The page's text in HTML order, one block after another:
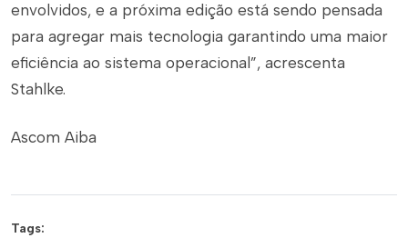
envolvidos, e a próxima edição está sendo pensada
para agregar mais tecnologia garantindo uma maior
eficiência ao sistema operacional”, acrescenta
Stahlke.
Ascom Aiba
Tags: